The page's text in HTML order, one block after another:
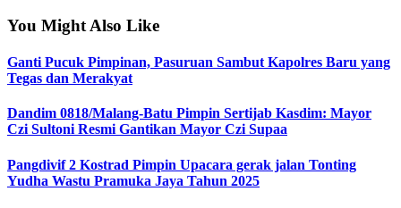
You Might Also Like
Ganti Pucuk Pimpinan, Pasuruan Sambut Kapolres Baru yang
Tegas dan Merakyat
Dandim 0818/Malang-Batu Pimpin Sertijab Kasdim: Mayor
Czi Sultoni Resmi Gantikan Mayor Czi Supaa
Pangdivif 2 Kostrad Pimpin Upacara gerak jalan Tonting
Yudha Wastu Pramuka Jaya Tahun 2025